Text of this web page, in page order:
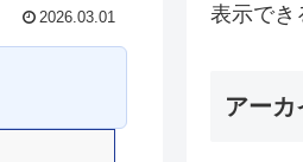
2026.03.01 表示でき
アーカ